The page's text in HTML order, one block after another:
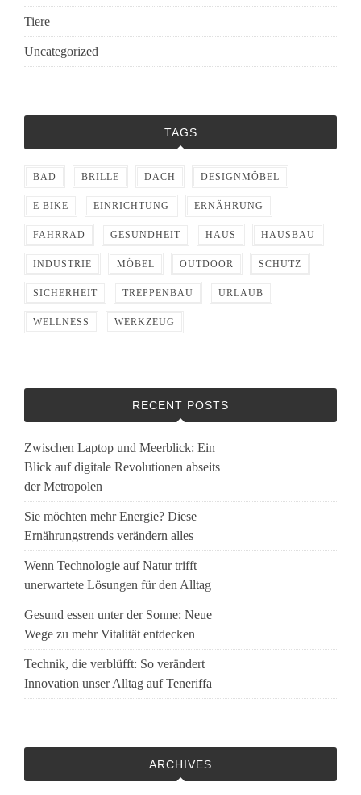
Tiere
Uncategorized
TAGS
BAD BRILLE DACH DESIGNMÖBEL
E BIKE EINRICHTUNG ERNÄHRUNG
FAHRRAD GESUNDHEIT HAUS HAUSBAU
INDUSTRIE MÖBEL OUTDOOR SCHUTZ
SICHERHEIT TREPPENBAU URLAUB
WELLNESS WERKZEUG
RECENT POSTS
Zwischen Laptop und Meerblick: Ein
Blick auf digitale Revolutionen abseits
der Metropolen
Sie möchten mehr Energie? Diese
Ernährungstrends verändern alles
Wenn Technologie auf Natur trifft –
unerwartete Lösungen für den Alltag
Gesund essen unter der Sonne: Neue
Wege zu mehr Vitalität entdecken
Technik, die verblüfft: So verändert
Innovation unser Alltag auf Teneriffa
ARCHIVES